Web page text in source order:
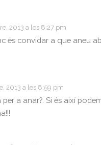
2013 a les 8:27 pm
és convidar a que aneu
2013 a les 8:59 pm
a anar?. Si és així